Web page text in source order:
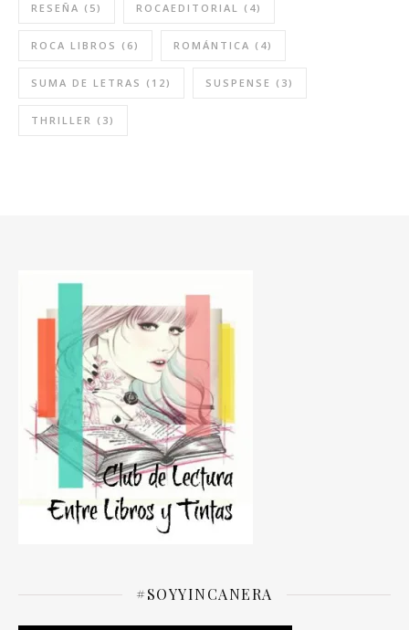
RESEÑA (5) ROCAEDITORIAL (4)
ROCA LIBROS (6) ROMÁNTICA (4)
SUMA DE LETRAS (12) SUSPENSE (3)
THRILLER (3)
#SOYYINCANERA